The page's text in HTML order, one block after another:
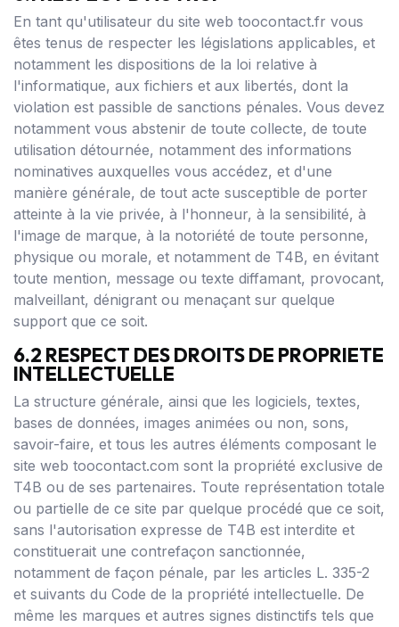
En tant qu'utilisateur du site web toocontact.fr vous
êtes tenus de respecter les législations applicables, et
notamment les dispositions de la loi relative à
l'informatique, aux fichiers et aux libertés, dont la
violation est passible de sanctions pénales. Vous devez
notamment vous abstenir de toute collecte, de toute
utilisation détournée, notamment des informations
nominatives auxquelles vous accédez, et d'une
manière générale, de tout acte susceptible de porter
atteinte à la vie privée, à l'honneur, à la sensibilité, à
l'image de marque, à la notoriété de toute personne,
physique ou morale, et notamment de T4B, en évitant
toute mention, message ou texte diffamant, provocant,
malveillant, dénigrant ou menaçant sur quelque
support que ce soit.
6.2 RESPECT DES DROITS DE PROPRIETE
INTELLECTUELLE
La structure générale, ainsi que les logiciels, textes,
bases de données, images animées ou non, sons,
savoir-faire, et tous les autres éléments composant le
site web toocontact.com sont la propriété exclusive de
T4B ou de ses partenaires. Toute représentation totale
ou partielle de ce site par quelque procédé que ce soit,
sans l'autorisation expresse de T4B est interdite et
constituerait une contrefaçon sanctionnée,
notamment de façon pénale, par les articles L. 335-2
et suivants du Code de la propriété intellectuelle. De
même les marques et autres signes distinctifs tels que